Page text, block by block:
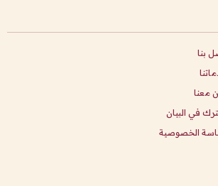
بنا
معنا
في البيان
الخصوصية